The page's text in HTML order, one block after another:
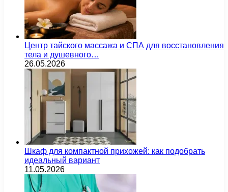
Центр тайского массажа и СПА для восстановления
тела и душевного…
26.05.2026
Шкаф для компактной прихожей: как подобрать
идеальный вариант
11.05.2026